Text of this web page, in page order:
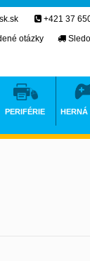
+421 37
otázky
PERIFÉRIE HERNÁ